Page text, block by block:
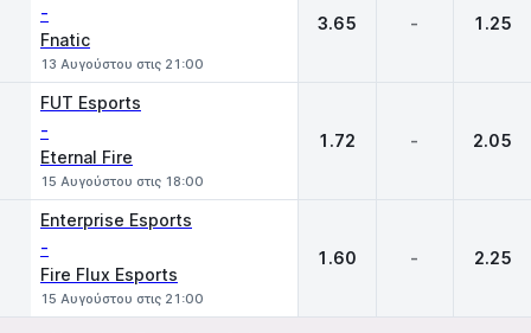
-
Fnatic
13 Αυγούστου στις 21:00
3.65 - 1.25
FUT Esports
-
Eternal Fire
15 Αυγούστου στις 18:00
1.72 - 2.05
Enterprise Esports
-
Fire Flux Esports
15 Αυγούστου στις 21:00
1.60 - 2.25